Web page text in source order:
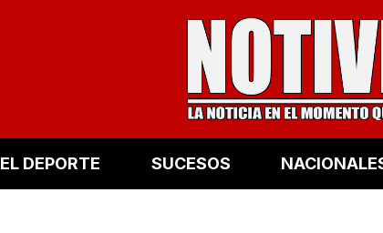
EL DEPORTE SUCESOS